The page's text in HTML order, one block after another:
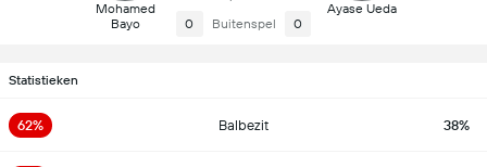
Mohamed
Bayo
0 Buitenspel 0
Ayase Ueda
Statistieken
62% Balbezit 38%